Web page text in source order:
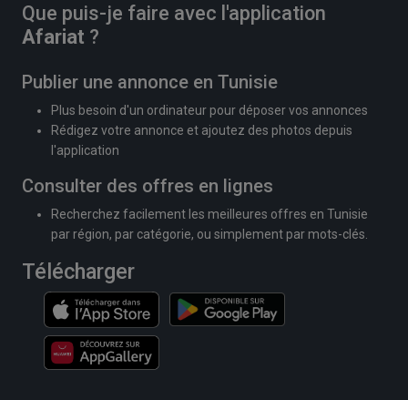
Que puis-je faire avec l'application
Afariat ?
Publier une annonce en Tunisie
Plus besoin d'un ordinateur pour déposer vos annonces
Rédigez votre annonce et ajoutez des photos depuis
l'application
Consulter des offres en lignes
Recherchez facilement les meilleures offres en Tunisie
par région, par catégorie, ou simplement par mots-clés.
Télécharger